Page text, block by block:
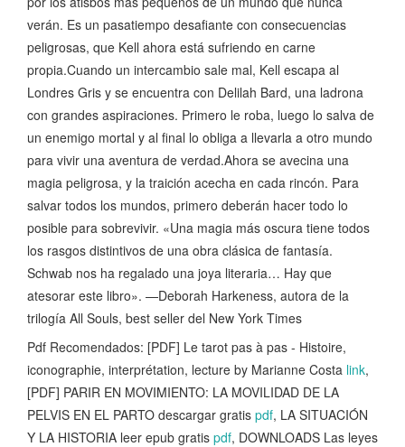
verán. Es un pasatiempo desafiante con consecuencias
peligrosas, que Kell ahora está sufriendo en carne
propia.Cuando un intercambio sale mal, Kell escapa al
Londres Gris y se encuentra con Delilah Bard, una ladrona
con grandes aspiraciones. Primero le roba, luego lo salva de
un enemigo mortal y al final lo obliga a llevarla a otro mundo
para vivir una aventura de verdad.Ahora se avecina una
magia peligrosa, y la traición acecha en cada rincón. Para
salvar todos los mundos, primero deberán hacer todo lo
posible para sobrevivir. «Una magia más oscura tiene todos
los rasgos distintivos de una obra clásica de fantasía.
Schwab nos ha regalado una joya literaria… Hay que
atesorar este libro». —Deborah Harkeness, autora de la
trilogía All Souls, best seller del New York Times
Pdf Recomendados: [PDF] Le tarot pas à pas - Histoire,
iconographie, interprétation, lecture by Marianne Costa link,
[PDF] PARIR EN MOVIMIENTO: LA MOVILIDAD DE LA
PELVIS EN EL PARTO descargar gratis pdf, LA SITUACIÓN
Y LA HISTORIA leer epub gratis pdf, DOWNLOADS Las leyes